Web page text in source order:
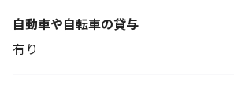
自動車や自転車の貸与
有り